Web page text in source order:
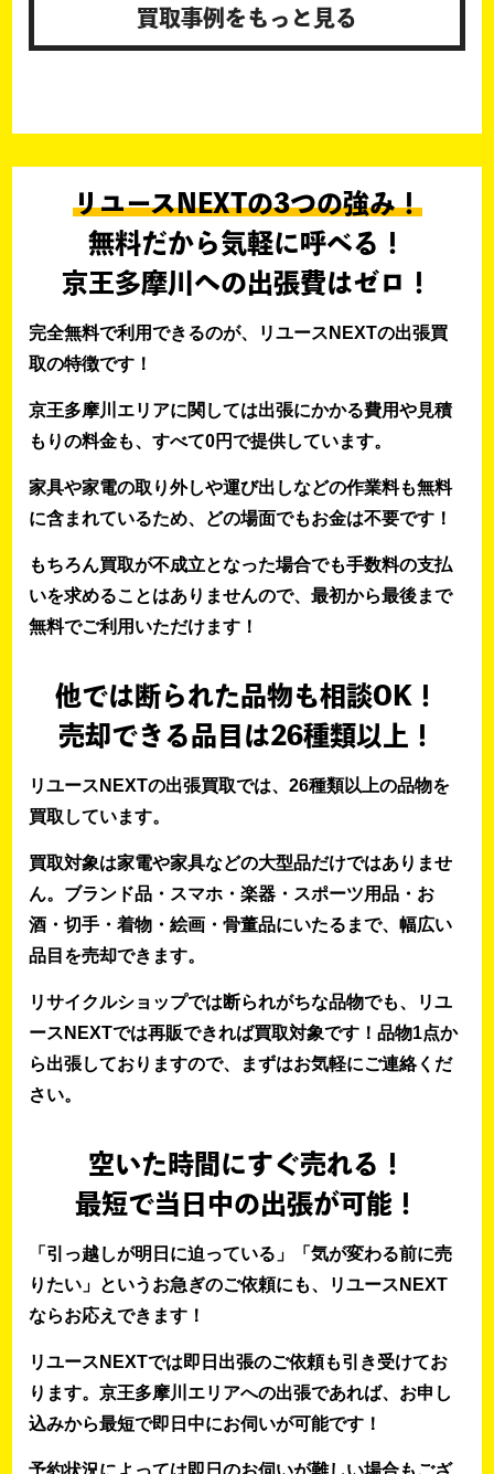
買取事例をもっと見る
リユースNEXTの3つの強み！
無料だから気軽に呼べる！
京王多摩川への出張費はゼロ！
完全無料で利用できるのが、リユースNEXTの出張買
取の特徴です！
京王多摩川エリアに関しては出張にかかる費用や見積
もりの料金も、すべて0円で提供しています。
家具や家電の取り外しや運び出しなどの作業料も無料
に含まれているため、どの場面でもお金は不要です！
もちろん買取が不成立となった場合でも手数料の支払
いを求めることはありませんので、最初から最後まで
無料でご利用いただけます！
他では断られた品物も相談OK！
売却できる品目は26種類以上！
リユースNEXTの出張買取では、26種類以上の品物を
買取しています。
買取対象は家電や家具などの大型品だけではありませ
ん。ブランド品・スマホ・楽器・スポーツ用品・お
酒・切手・着物・絵画・骨董品にいたるまで、幅広い
品目を売却できます。
リサイクルショップでは断られがちな品物でも、リユ
ースNEXTでは再販できれば買取対象です！品物1点か
ら出張しておりますので、まずはお気軽にご連絡くだ
さい。
空いた時間にすぐ売れる！
最短で当日中の出張が可能！
「引っ越しが明日に迫っている」「気が変わる前に売
りたい」というお急ぎのご依頼にも、リユースNEXT
ならお応えできます！
リユースNEXTでは即日出張のご依頼も引き受けてお
ります。京王多摩川エリアへの出張であれば、お申し
込みから最短で即日中にお伺いが可能です！
予約状況によっては即日のお伺いが難しい場合もござ